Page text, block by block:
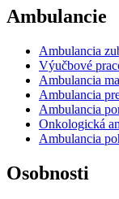
Ambulancie
Ambulancia
Výučbové
Ambulancia
Ambulancia
Ambulancia
Onkologická
Ambulancia
Osobnosti